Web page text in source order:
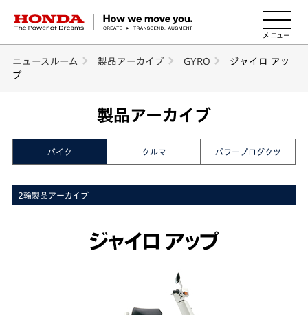
HONDA The Power of Dreams
ニュースルーム 製品アーカイブ GYRO
ジャイロ アッ
プ
製品アーカイブ
バイク クルマ パワープロダクツ
2輪製品アーカイブ